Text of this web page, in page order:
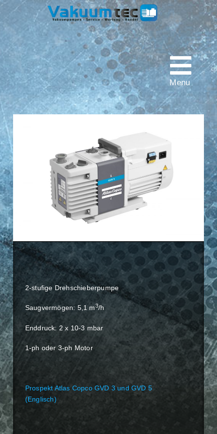
Vakuumtec
Pumpenservice
Menu
2-stufige Drehschieberpumpe
Saugvermögen: 5,1 m3/h
Enddruck: 2 x 10-3 mbar
1-ph oder 3-ph Motor
Prospekt Atlas Copco GVD 3 und GVD 5
(Englisch)